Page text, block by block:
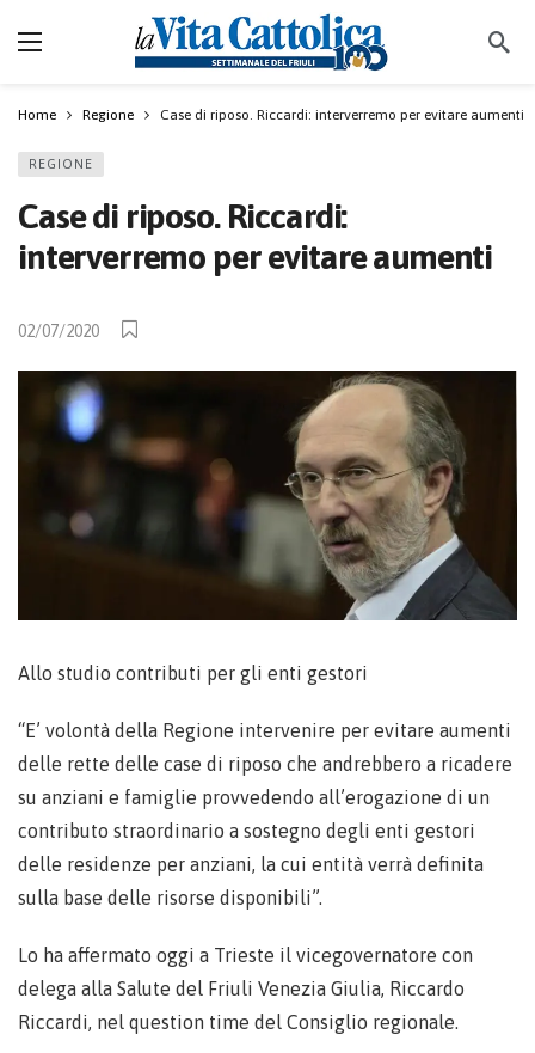
Home Regione Case di riposo. Riccardi: interverremo per evitare aumenti
REGIONE
Case di riposo. Riccardi:
interverremo per evitare aumenti
02/07/2020
Allo studio contributi per gli enti gestori
“E’ volontà della Regione intervenire per evitare aumenti
delle rette delle case di riposo che andrebbero a ricadere
su anziani e famiglie provvedendo all’erogazione di un
contributo straordinario a sostegno degli enti gestori
delle residenze per anziani, la cui entità verrà definita
sulla base delle risorse disponibili”.
Lo ha affermato oggi a Trieste il vicegovernatore con
delega alla Salute del Friuli Venezia Giulia, Riccardo
Riccardi, nel question time del Consiglio regionale.